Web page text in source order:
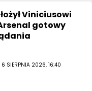
Viniciusowi
gotowy
6 SIERPNIA 2026, 16:40